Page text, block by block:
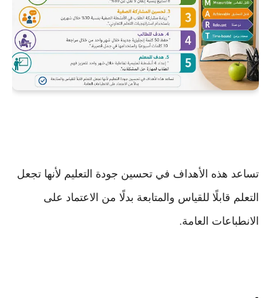
تساعد هذه الأهداف في تحسين جودة التعليم لأنها تجعل
التعلم قابلًا للقياس والمتابعة بدلًا من الاعتماد على
الانطباعات العامة.